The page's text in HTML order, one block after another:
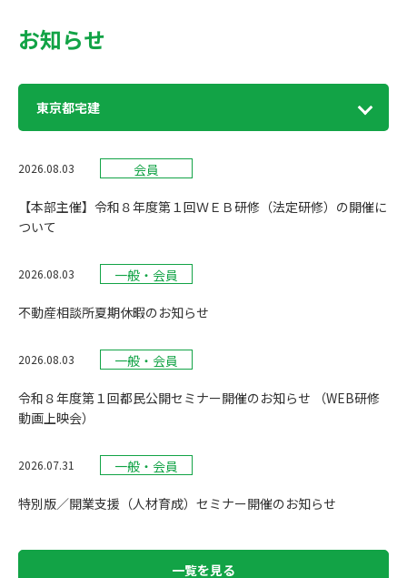
お知らせ
東京都宅建
2026.08.03 会員
【本部主催】令和８年度第１回ＷＥＢ研修（法定研修）の開催に
ついて
2026.08.03 一般・会員
不動産相談所夏期休暇のお知らせ
2026.08.03 一般・会員
令和８年度第１回都民公開セミナー開催のお知らせ （WEB研修
動画上映会）
2026.07.31 一般・会員
特別版／開業支援（人材育成）セミナー開催のお知らせ
一覧を見る